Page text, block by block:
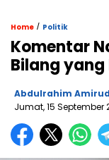
Home / Politik
Komentar
Bilang yang
Abdulrahim
Jumat, 15 September